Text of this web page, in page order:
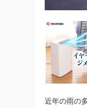
近年の雨の